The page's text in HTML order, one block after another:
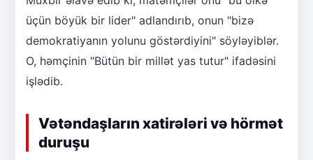
üçün böyük bir lider" adlandırıb, onun "bizə
demokratiyanın yolunu göstərdiyini" söyləyiblər.
O, həmçinin "Bütün bir millət yas tutur" ifadəsini
işlədib.
Vətəndaşların xatirələri və hörmət
duruşu